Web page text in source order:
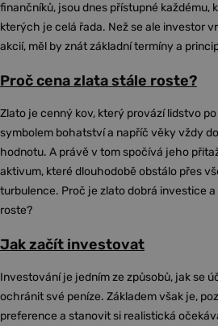
finančníků, jsou dnes přístupné každému,
kterých je celá řada. Než se ale investor
akcií, měl by znát základní termíny a
Proč cena zlata stále roste?
Zlato je cenný kov, který provází lidstvo
symbolem bohatství a napříč věky vždy
hodnotu. A právě v tom spočívá jeho
aktivum, které dlouhodobě obstálo přes
turbulence. Proč je zlato dobrá investice
roste?
Jak začít investovat
Investování je jedním ze způsobů, jak se
ochránit své peníze. Základem však je,
preference a stanovit si realistická